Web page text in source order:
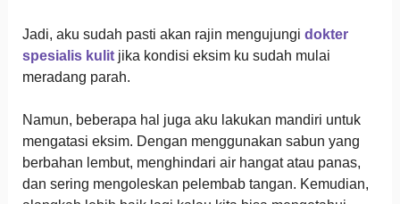
Jadi, aku sudah pasti akan rajin mengujungi dokter
spesialis kulitjika kondisi eksim ku sudah mulai
meradang parah.
Namun, beberapa hal juga aku lakukan mandiri untuk
mengatasi eksim. Dengan menggunakan sabun yang
berbahan lembut, menghindari air hangat atau panas,
dan sering mengoleskan pelembab tangan. Kemudian,